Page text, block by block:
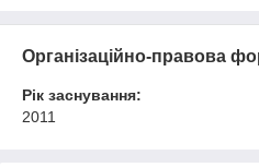
Організаційно-правова
Рік заснування:
2011